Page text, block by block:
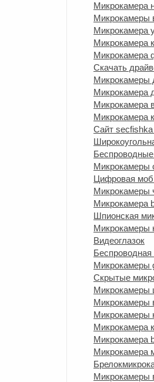
Микрокамера
Микрокамеры
Микрокамера
Микрокамера
Микрокамера
Скачать
Микрокамеры
Микрокамера
Микрокамера
Микрокамера
Сайт
Микрокамеры
Цифровая
Микрокамеры
Микрокамера
Шпионская
Микрокамеры
Видеоглазок
Беспроводная
Микрокамеры
Скрытые
Микрокамеры
Микрокамеры
Микрокамеры
Микрокамера
Микрокамера
Микрокамера
Микрокамеры